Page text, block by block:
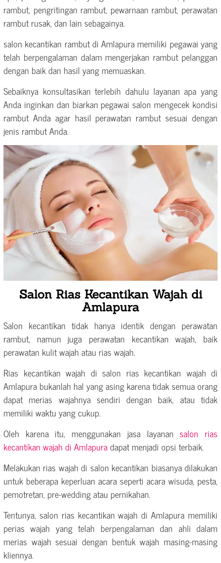
rambut, pengritingan rambut, pewarnaan rambut, perawatan
rambut rusak, dan lain sebagainya.
salon kecantikan rambut di Amlapura memiliki pegawai yang
telah berpengalaman dalam mengerjakan rambut pelanggan
dengan baik dan hasil yang memuaskan.
Sebaiknya konsultasikan terlebih dahulu layanan apa yang
Anda inginkan dan biarkan pegawai salon mengecek kondisi
rambut Anda agar hasil perawatan rambut sesuai dengan
jenis rambut Anda.
Salon Rias Kecantikan Wajah di
Amlapura
Salon kecantikan tidak hanya identik dengan perawatan
rambut, namun juga perawatan kecantikan wajah, baik
perawatan kulit wajah atau rias wajah.
Rias kecantikan wajah di salon rias kecantikan wajah di
Amlapura bukanlah hal yang asing karena tidak semua orang
dapat merias wajahnya sendiri dengan baik, atau tidak
memiliki waktu yang cukup.
Oleh karena itu, menggunakan jasa layanan salon rias
kecantikan wajah di Amlapuradapat menjadi opsi terbaik.
Melakukan rias wajah di salon kecantikan biasanya dilakukan
untuk beberapa keperluan acara seperti acara wisuda, pesta,
pemotretan, pre-wedding atau pernikahan.
Tentunya, salon rias kecantikan wajah di Amlapura memiliki
perias wajah yang telah berpengalaman dan ahli dalam
merias wajah sesuai dengan bentuk wajah masing-masing
kliennya.